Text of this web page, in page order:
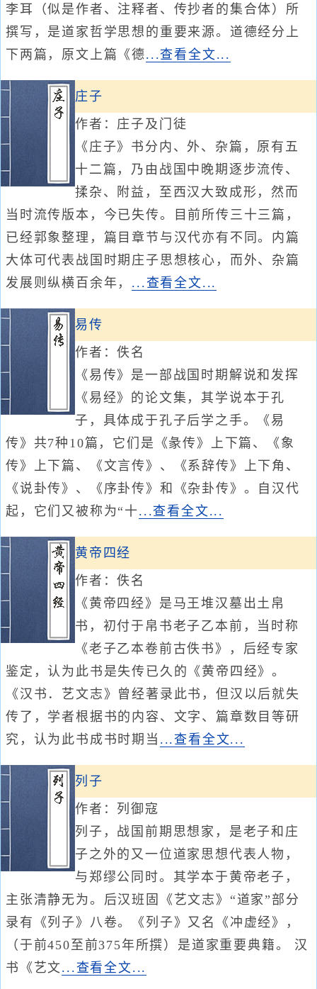
李耳（似是作者、注释者、传抄者的集合体）所
撰写，是道家哲学思想的重要来源。道德经分上
下两篇，原文上篇《德...查看全文...
庄子
作者：庄子及门徒
《庄子》书分内、外、杂篇，原有五
十二篇，乃由战国中晚期逐步流传、
揉杂、附益，至西汉大致成形，然而
当时流传版本，今已失传。目前所传三十三篇，
已经郭象整理，篇目章节与汉代亦有不同。内篇
大体可代表战国时期庄子思想核心，而外、杂篇
发展则纵横百余年， ...查看全文...
易传
作者：佚名
《易传》是一部战国时期解说和发挥
《易经》的论文集，其学说本于孔
子，具体成于孔子后学之手。《易
传》共7种10篇，它们是《彖传》上下篇、《象
传》上下篇、《文言传》、《系辞传》上下角、
《说卦传》、《序卦传》和《杂卦传》。自汉代
起，它们又被称为“十...查看全文...
黄帝四经
作者：佚名
《黄帝四经》是马王堆汉墓出土帛
书，初付于帛书老子乙本前，当时称
《老子乙本卷前古佚书》，后经专家
鉴定，认为此书是失传已久的《黄帝四经》。
《汉书．艺文志》曾经著录此书，但汉以后就失
传了，学者根据书的内容、文字、篇章数目等研
究，认为此书成书时期当 ...查看全文...
列子
作者：列御寇
列子，战国前期思想家，是老子和庄
子之外的又一位道家思想代表人物，
与郑缪公同时。其学本于黄帝老子，
主张清静无为。后汉班固《艺文志》“道家”部分
录有《列子》八卷。《列子》又名《冲虚经》，
（于前450至前375年所撰）是道家重要典籍。 汉
书《艺文...查看全文...